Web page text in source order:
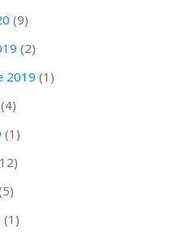
(9)
(2)
2019 (1)
(4)
(1)
(1)